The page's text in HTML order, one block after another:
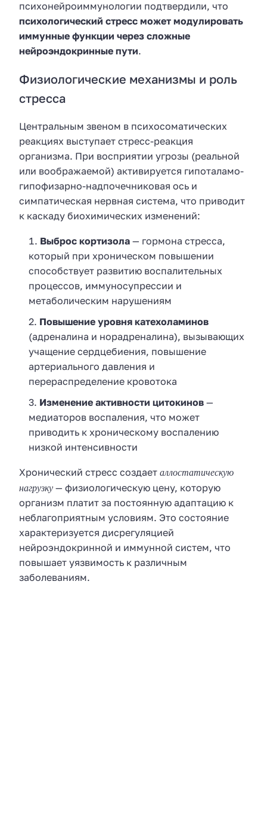
психонейроиммунологии подтвердили, что
психологический стресс может модулировать
иммунные функции через сложные
нейроэндокринные пути.
Физиологические механизмы и роль
стресса
Центральным звеном в психосоматических
реакциях выступает стресс-реакция
организма. При восприятии угрозы (реальной
или воображаемой) активируется гипоталамо-
гипофизарно-надпочечниковая ось и
симпатическая нервная система, что приводит
к каскаду биохимических изменений:
Выброс кортизола — гормона стресса,
который при хроническом повышении
способствует развитию воспалительных
процессов, иммуносупрессии и
метаболическим нарушениям
Повышение уровня катехоламинов
(адреналина и норадреналина), вызывающих
учащение сердцебиения, повышение
артериального давления и
перераспределение кровотока
Изменение активности цитокинов —
медиаторов воспаления, что может
приводить к хроническому воспалению
низкой интенсивности
Хронический стресс создает аллостатическую
нагрузку — физиологическую цену, которую
организм платит за постоянную адаптацию к
неблагоприятным условиям. Это состояние
характеризуется дисрегуляцией
нейроэндокринной и иммунной систем, что
повышает уязвимость к различным
заболеваниям.